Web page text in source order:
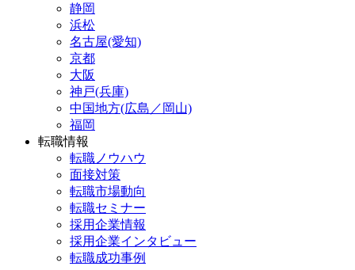
静岡
浜松
名古屋(愛知)
京都
大阪
神戸(兵庫)
中国地方(広島／岡山)
福岡
転職情報
転職ノウハウ
面接対策
転職市場動向
転職セミナー
採用企業情報
採用企業インタビュー
転職成功事例